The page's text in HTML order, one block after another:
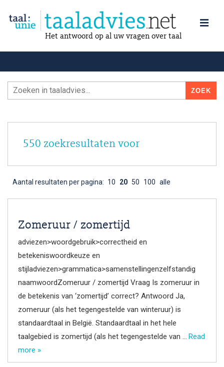
Het antwoord op al uw vragen over taal
550 zoekresultaten voor
Aantal resultaten per pagina: 10 20 50 100 alle
Zomeruur / zomertijd
adviezen>woordgebruik>correctheid en
betekeniswoordkeuze en
stijladviezen>grammatica>samenstellingenzelfstandig
naamwoordZomeruur / zomertijd Vraag Is zomeruur in
de betekenis van ‘zomertijd’ correct? Antwoord Ja,
zomeruur (als het tegengestelde van winteruur) is
standaardtaal in België. Standaardtaal in het hele
taalgebied is zomertijd (als het tegengestelde van … Read
more »